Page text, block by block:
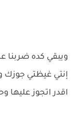
ويبقي كده ضربنا
إنتي غيظتي جوزك
اقدر اتجوز عليها